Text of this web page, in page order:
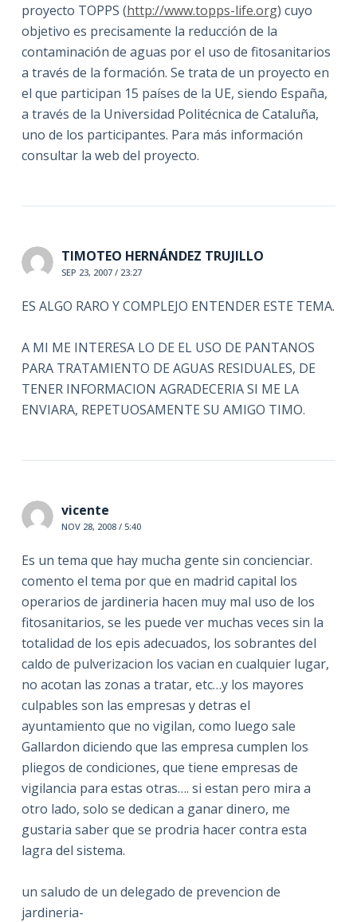
proyecto TOPPS (http://www.topps-life.org) cuyo
objetivo es precisamente la reducción de la
contaminación de aguas por el uso de fitosanitarios
a través de la formación. Se trata de un proyecto en
el que participan 15 países de la UE, siendo España,
a través de la Universidad Politécnica de Cataluña,
uno de los participantes. Para más información
consultar la web del proyecto.
TIMOTEO HERNÁNDEZ TRUJILLO
SEP 23, 2007 / 23:27
ES ALGO RARO Y COMPLEJO ENTENDER ESTE TEMA.
A MI ME INTERESA LO DE EL USO DE PANTANOS
PARA TRATAMIENTO DE AGUAS RESIDUALES, DE
TENER INFORMACION AGRADECERIA SI ME LA
ENVIARA, REPETUOSAMENTE SU AMIGO TIMO.
vicente
NOV 28, 2008 / 5:40
Es un tema que hay mucha gente sin concienciar.
comento el tema por que en madrid capital los
operarios de jardineria hacen muy mal uso de los
fitosanitarios, se les puede ver muchas veces sin la
totalidad de los epis adecuados, los sobrantes del
caldo de pulverizacion los vacian en cualquier lugar,
no acotan las zonas a tratar, etc…y los mayores
culpables son las empresas y detras el
ayuntamiento que no vigilan, como luego sale
Gallardon diciendo que las empresa cumplen los
pliegos de condiciones, que tiene empresas de
vigilancia para estas otras…. si estan pero mira a
otro lado, solo se dedican a ganar dinero, me
gustaria saber que se prodria hacer contra esta
lagra del sistema.
un saludo de un delegado de prevencion de
jardineria-